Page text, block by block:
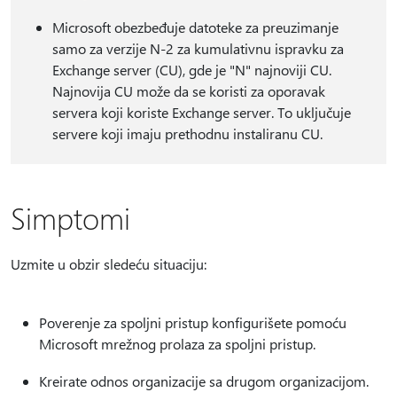
Microsoft obezbeđuje datoteke za preuzimanje
samo za verzije N-2 za kumulativnu ispravku za
Exchange server (CU), gde je "N" najnoviji CU.
Najnovija CU može da se koristi za oporavak
servera koji koriste Exchange server. To uključuje
servere koji imaju prethodnu instaliranu CU.
Simptomi
Uzmite u obzir sledeću situaciju:
Poverenje za spoljni pristup konfigurišete pomoću
Microsoft mrežnog prolaza za spoljni pristup.
Kreirate odnos organizacije sa drugom organizacijom.